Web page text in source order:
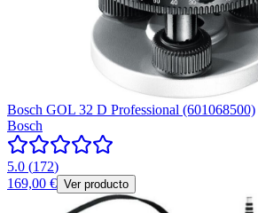
Bosch GOL 32 D Professional (601068500)
Bosch
5.0 (172)
169,00 € Ver producto